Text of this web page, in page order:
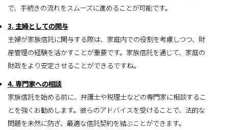
で、手続きの流れをスムーズに進めることが可能です。
3. 主婦としての関与
主婦が家族信託に関与する際は、家庭内での役割を考慮しつつ、財
産管理の経験を活かすことが重要です。家族信託を通じて、家庭の
財政をより安定させることができるですね。
4. 専門家への相談
家族信託を始める前に、弁護士や税理士などの専門家に相談するこ
とを強くお勧めします。彼らのアドバイスを受けることで、法的な
問題を未然に防ぎ、最適な信託契約を結ぶことができます。